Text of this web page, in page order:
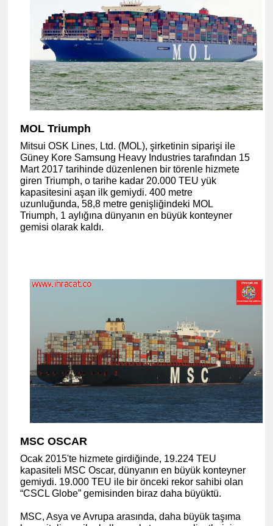
MOL Triumph
Mitsui OSK Lines, Ltd. (MOL), şirketinin siparişi ile
Güney Kore Samsung Heavy Industries tarafından 15
Mart 2017 tarihinde düzenlenen bir törenle hizmete
giren Triumph, o tarihe kadar 20.000 TEU yük
kapasitesini aşan ilk gemiydi. 400 metre
uzunluğunda, 58,8 metre genişliğindeki MOL
Triumph, 1 aylığına dünyanın en büyük konteyner
gemisi olarak kaldı.
MSC OSCAR
Ocak 2015'te hizmete girdiğinde, 19.224 TEU
kapasiteli MSC Oscar, dünyanın en büyük konteyner
gemiydi. 19.000 TEU ile bir önceki rekor sahibi olan
“CSCL Globe” gemisinden biraz daha büyüktü.
MSC, Asya ve Avrupa arasında, daha büyük taşıma